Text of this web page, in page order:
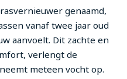
genaamd,
vanaf twee jaar oud
aanvoelt. Dit zachte en
verlengt de
meteen vocht op.